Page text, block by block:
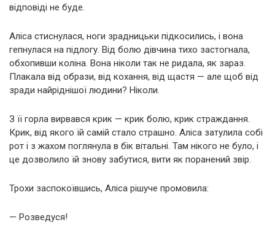
відповіді не буде.
Аліса стиснулася, ноги зрадницьки підкосились, і вона
гепнулася на підлогу. Від болю дівчина тихо застогнала,
обхопивши коліна. Вона ніколи так не ридала, як зараз.
Плакала від образи, від кохання, від щастя — але щоб від
зради найріднішої людини? Ніколи.
З її горла вирвався крик — крик болю, крик страждання.
Крик, від якого їй самій стало страшно. Аліса затулила собі
рот і з жахом поглянула в бік вітальні. Там нікого не було, і
це дозволило їй знову забутися, вити як поранений звір.
Трохи заспокоївшись, Аліса рішуче промовила:
— Розведуся!